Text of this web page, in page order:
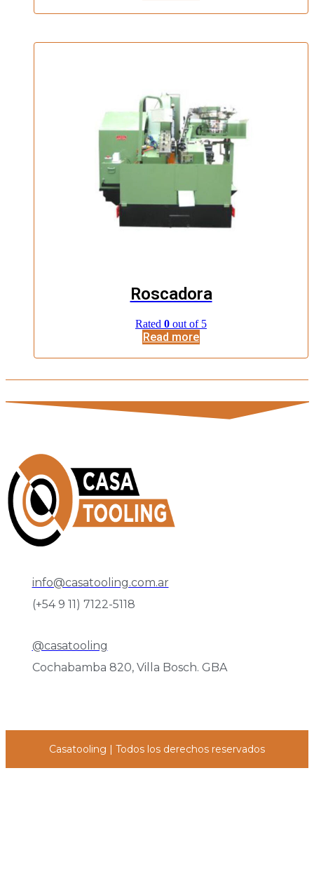
Roscadora
Rated 0 out of 5
Read more
info@casatooling.com.ar
(+54 9 11) 7122-5118
@casatooling
Cochabamba 820, Villa Bosch. GBA
Casatooling | Todos los derechos reservados